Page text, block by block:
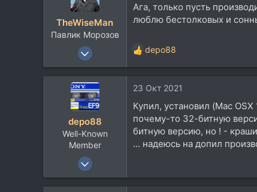
TheWiseMan
Павлик Морозов
29 Мар 2020
Краснодар
Ага, только пусть
люблю бестолковых и
Р
е
к
и
и
:
depo88
depo88
Well-Known
Member
27 Авг 2007
23 Окт 2021
Купил, установил (Mac
почему-то 32-битную
битную версию, но ! -
... надеюсь на допил